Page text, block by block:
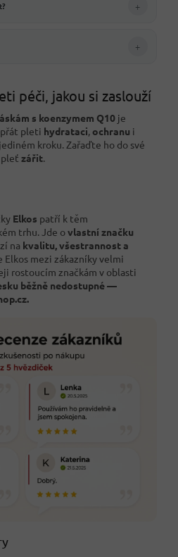
+
+
péči, jakou si zaslouží
s koenzymem Q10 je
pleti hydrataci, ochranu i
kroku. Zařaďte ho do své
zářit.
Elkos patří k těm
trhu. Jde ovlastní značku
na kvalitu, všestrannost a
Elkos mezi zákazníky velmi
rostoucím značkám v oblasti
běžně nedostupné —